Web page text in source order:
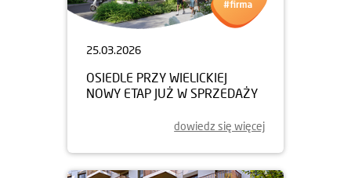
25.03.2026
OSIEDLE PRZY WIELICKIEJ
NOWY ETAP JUŻ W SPRZEDAŻY
dowiedz się więcej